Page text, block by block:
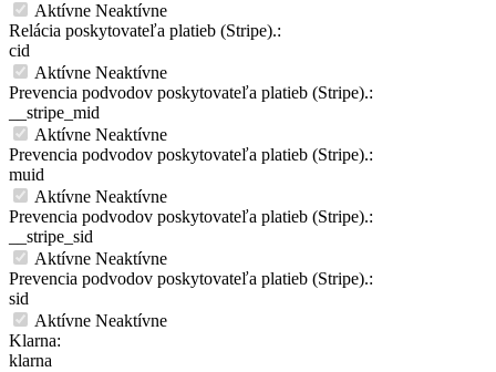
Aktívne Neaktívne
Relácia poskytovateľa platieb (Stripe).:
cid
Aktívne Neaktívne
Prevencia podvodov poskytovateľa platieb (Stripe).:
__stripe_mid
Aktívne Neaktívne
Prevencia podvodov poskytovateľa platieb (Stripe).:
muid
Aktívne Neaktívne
Prevencia podvodov poskytovateľa platieb (Stripe).:
__stripe_sid
Aktívne Neaktívne
Prevencia podvodov poskytovateľa platieb (Stripe).:
sid
Aktívne Neaktívne
Klarna:
klarna